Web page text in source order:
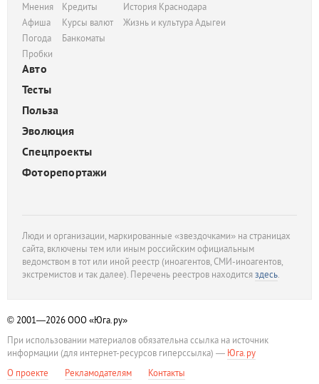
Мнения
Афиша
Погода
Пробки
Кредиты
Курсы валют
Банкоматы
История Краснодара
Жизнь и культура Адыгеи
Авто
Тесты
Польза
Эволюция
Спецпроекты
Фоторепортажи
Люди и организации, маркированные «звездочками» на страницах
сайта, включены тем или иным российским официальным
ведомством в тот или иной реестр (иноагентов, СМИ-иноагентов,
экстремистов и так далее). Перечень реестров находитсяздесь.
© 2001—2026ООО «Юга.ру»
При использовании материалов обязательна ссылка на источник
информации (для интернет-ресурсов гиперссылка) — Юга.ру
О проекте
Рекламодателям Контакты